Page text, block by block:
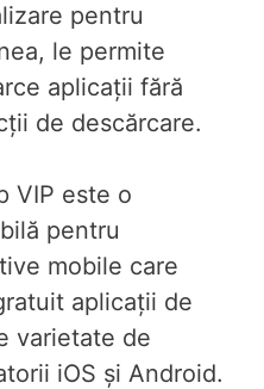
pentru
le permite
aplicații fără
de descărcare.
VIP este o
pentru
mobile care
aplicații de
varietate de
iOS și Android.